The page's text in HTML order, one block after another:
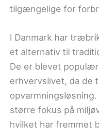
tilgængelige for
I Danmark har
et alternativ til
De er blevet
erhvervslivet, da de
større fokus på
hvilket har fremmet